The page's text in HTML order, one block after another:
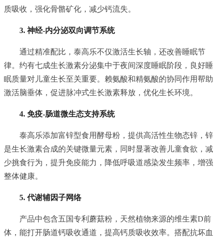
质吸收，强化骨骼矿化，减少钙流失。
3. 神经-内分泌双向调节系统
通过精准配比，泰高乐不仅激活生长轴，还改善睡眠节
律。约有七成生长激素分泌集中于夜间深度睡眠阶段，良好睡
眠质量对儿童生长至关重要。赖氨酸和精氨酸的协同作用帮助
激活脑垂体，促进脉冲式生长激素释放，优化生长环境。
4. 免疫-肠道微生态支持系统
泰高乐添加富锌型食用酵母粉，提供高活性生物态锌，锌
是生长激素合成的关键微量元素，同时显著改善儿童食欲，减
少挑食行为，提升免疫能力，降低呼吸道感染发生频率，增强
整体健康。
5. 代谢辅因子网络
产品中包含五国专利蘑菇粉，天然植物来源的维生素D前
体，能打开肠道钙吸收通道，提高钙质吸收效率。搭配抗坏血